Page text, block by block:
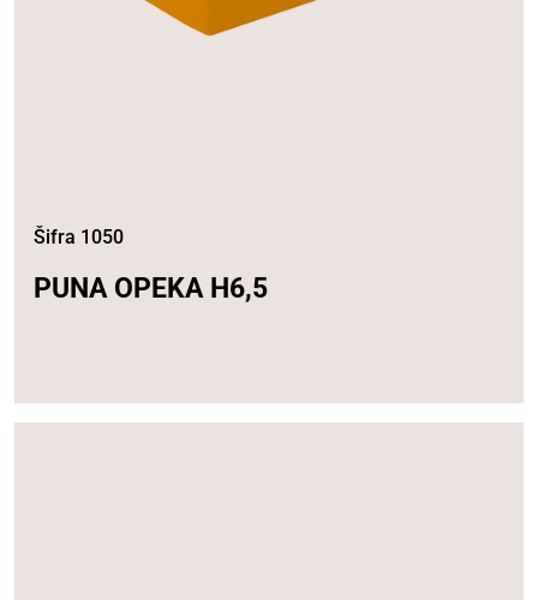
Šifra 1050
PUNA OPEKA H6,5